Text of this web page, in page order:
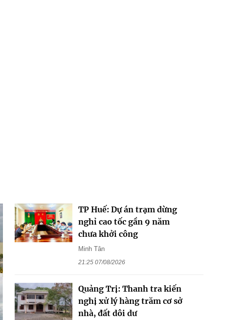
TP Huế: Dự án trạm dừng
nghỉ cao tốc gần 9 năm
chưa khởi công
Minh Tân
21:25 07/08/2026
Quảng Trị: Thanh tra kiến
nghị xử lý hàng trăm cơ sở
nhà, đất dôi dư